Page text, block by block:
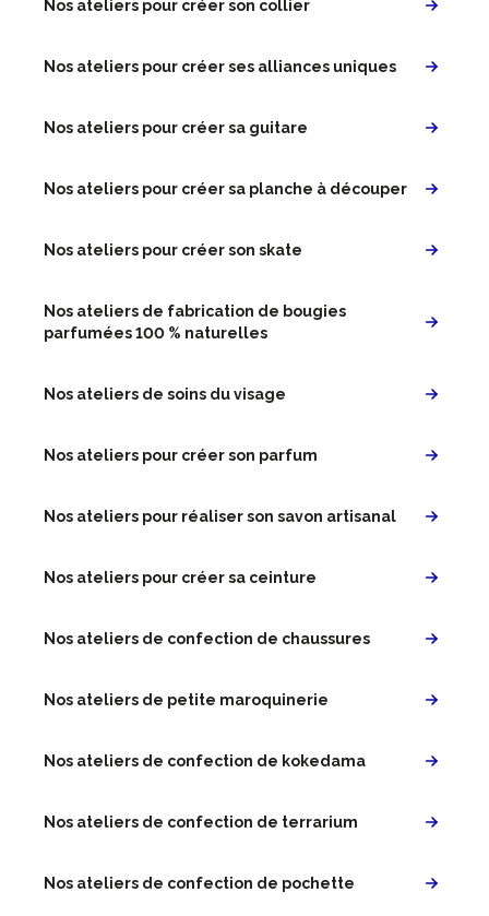
Nos ateliers pour créer son collier
Nos ateliers pour créer ses alliances uniques
Nos ateliers pour créer sa guitare
Nos ateliers pour créer sa planche à découper
Nos ateliers pour créer son skate
Nos ateliers de fabrication de bougies
parfumées 100 % naturelles
Nos ateliers de soins du visage
Nos ateliers pour créer son parfum
Nos ateliers pour réaliser son savon artisanal
Nos ateliers pour créer sa ceinture
Nos ateliers de confection de chaussures
Nos ateliers de petite maroquinerie
Nos ateliers de confection de kokedama
Nos ateliers de confection de terrarium
Nos ateliers de confection de pochette